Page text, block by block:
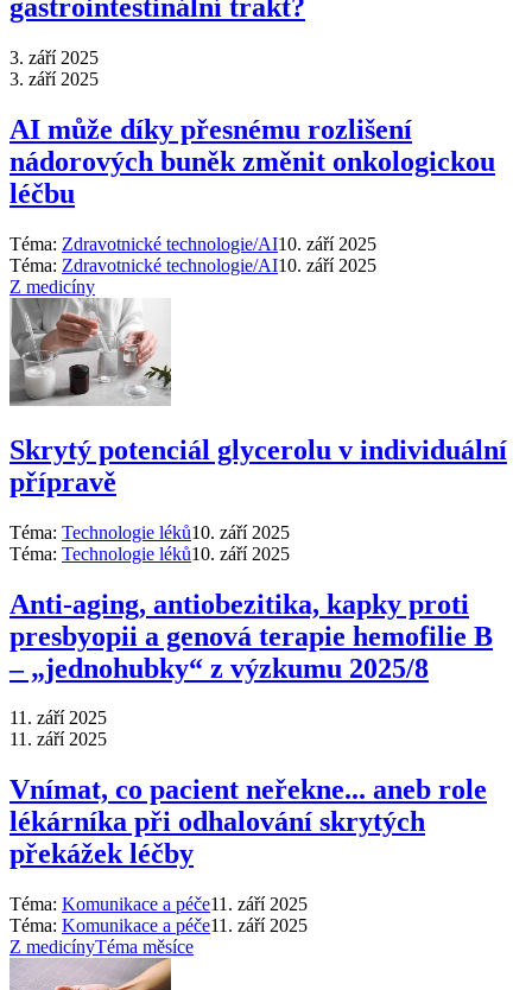
gastrointestinální trakt?
3. září 2025
3. září 2025
AI může díky přesnému rozlišení
nádorových buněk změnit onkologickou
léčbu
Téma: Zdravotnické technologie/AI10. září 2025
Téma: Zdravotnické technologie/AI10. září 2025
Z medicíny
Skrytý potenciál glycerolu v individuální
přípravě
Téma: Technologie léků10. září 2025
Téma: Technologie léků10. září 2025
Anti‑aging, antiobezitika, kapky proti
presbyopii a genová terapie hemofilie B
–⁠ „jednohubky“ z výzkumu 2025/8
11. září 2025
11. září 2025
Vnímat, co pacient neřekne... aneb role
lékárníka při odhalování skrytých
překážek léčby
Téma: Komunikace a péče11. září 2025
Téma: Komunikace a péče11. září 2025
Z medicínyTéma měsíce